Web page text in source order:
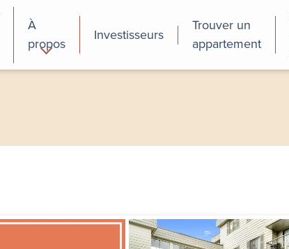
À
propos
Investisseurs
Trouver un
appartement